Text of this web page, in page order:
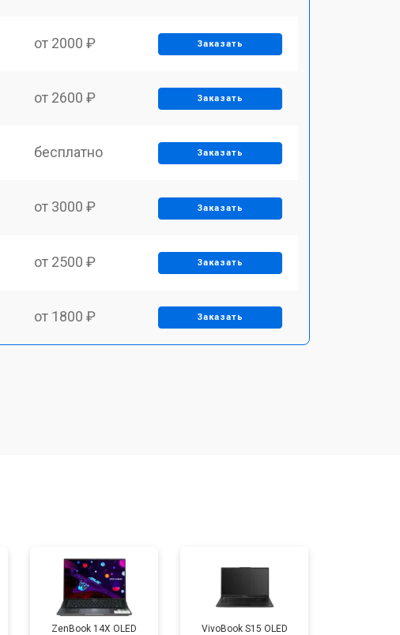
от 2000 ₽ Заказать
от 2600 ₽ Заказать
бесплатно Заказать
от 3000 ₽ Заказать
от 2500 ₽ Заказать
от 1800 ₽ Заказать
от 2300 ₽
ZenBook 14X OLED VivoBook S15 OLED